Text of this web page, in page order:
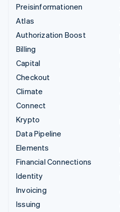
Preisinformationen
Atlas
Authorization Boost
Billing
Capital
Checkout
Climate
Connect
Krypto
Data Pipeline
Elements
Financial Connections
Identity
Invoicing
Issuing